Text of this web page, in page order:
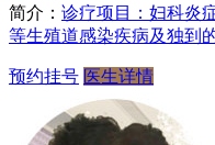
简介： 诊疗项目：妇科炎
等生殖道感染疾病及独到
预约挂号 医生详情